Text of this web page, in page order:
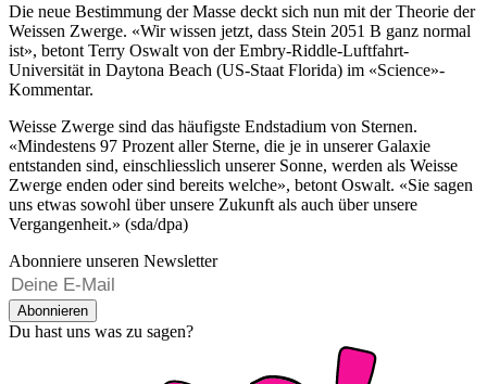
Die neue Bestimmung der Masse deckt sich nun mit der Theorie der
Weissen Zwerge. «Wir wissen jetzt, dass Stein 2051 B ganz normal
ist», betont Terry Oswalt von der Embry-Riddle-Luftfahrt-
Universität in Daytona Beach (US-Staat Florida) im «Science»-
Kommentar.
Weisse Zwerge sind das häufigste Endstadium von Sternen.
«Mindestens 97 Prozent aller Sterne, die je in unserer Galaxie
entstanden sind, einschliesslich unserer Sonne, werden als Weisse
Zwerge enden oder sind bereits welche», betont Oswalt. «Sie sagen
uns etwas sowohl über unsere Zukunft als auch über unsere
Vergangenheit.» (sda/dpa)
Abonniere unseren Newsletter
Abonnieren
Du hast uns was zu sagen?